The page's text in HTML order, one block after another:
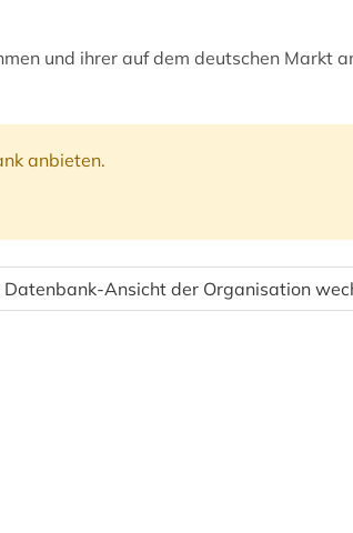
und ihrer auf dem deutschen Markt
anbieten.
Datenbank-Ansicht der Organisation